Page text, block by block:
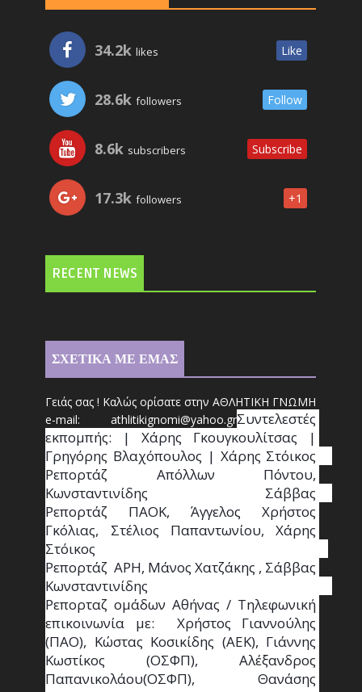
34.2k likes Like
28.6k followers Follow
8.6k subscribers Subscribe
17.3k followers +1
RECENT NEWS
ΣΧΕΤΙΚΑ ΜΕ ΕΜΑΣ
Γειάς σας ! Καλώς ορίσατε στην ΑΘΛΗΤΙΚΗ ΓΝΩΜΗ
e-mail: athlitikignomi@yahoo.grΣυντελεστές
εκπομπής: | Χάρης Γκουγκουλίτσας |
Γρηγόρης Βλαχόπουλος | Χάρης Στόικος
Ρεπορτάζ Απόλλων Πόντου,
Κωνσταντινίδης   Σάββας
Ρεπορτάζ ΠΑΟΚ, Άγγελος Χρήστος
Γκόλιας, Στέλιος Παπαντωνίου, Χάρης
Στόικος
Ρεπορτάζ  ΑΡΗ, Μάνος Χατζάκης , Σάββας
Κωνσταντινίδης
Ρεπορταζ ομάδων Αθήνας / Τηλεφωνική
επικοινωνία με:  Χρήστος Γιαννούλης
(ΠΑΟ), Κώστας Κοσικίδης (ΑΕΚ), Γιάννης
Κωστίκος (ΟΣΦΠ), Αλέξανδρος
Παπανικολάου(ΟΣΦΠ), Θανάσης